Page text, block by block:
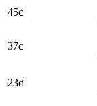
45c
37c
23d